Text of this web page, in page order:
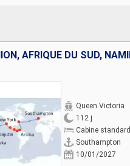
Queen Victoria
112 j
Cabine standard
Southampton
10/01/2027